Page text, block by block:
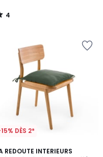
4
DÈS 2*
REDOUTE INTERIEURS